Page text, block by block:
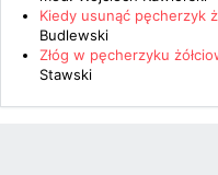
Kiedy usunąć pęcherzyk
Budlewski
Złóg w pęcherzyku
Stawski